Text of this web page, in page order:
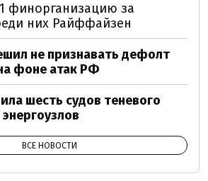
финорганизацию за
них Райффайзен
не признавать дефолт
фоне атак РФ
шесть судов теневого
ВСЕ НОВОСТИ